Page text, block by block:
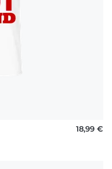
18,99 €